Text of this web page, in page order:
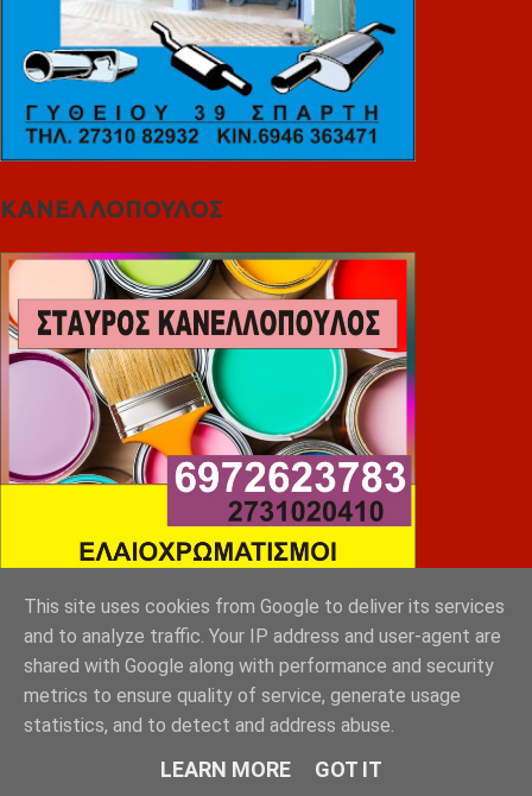
ΚΑΝΕΛΛΟΠΟΥΛΟΣ
SLEEP EXPERTS
This site uses cookies from Google to deliver its services
and to analyze traffic. Your IP address and user-agent are
shared with Google along with performance and security
metrics to ensure quality of service, generate usage
statistics, and to detect and address abuse.
LEARN MORE GOT IT